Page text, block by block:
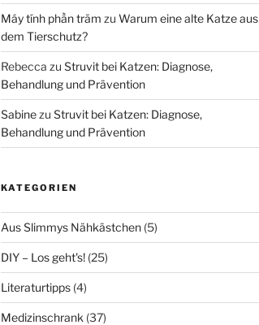
Máy tính phần trăm zu Warum eine alte Katze aus
dem Tierschutz?
Rebecca zu Struvit bei Katzen: Diagnose,
Behandlung und Prävention
Sabinezu Struvit bei Katzen: Diagnose,
Behandlung und Prävention
KATEGORIEN
Aus Slimmys Nähkästchen(5)
DIY – Los geht's!(25)
Literaturtipps(4)
Medizinschrank (37)